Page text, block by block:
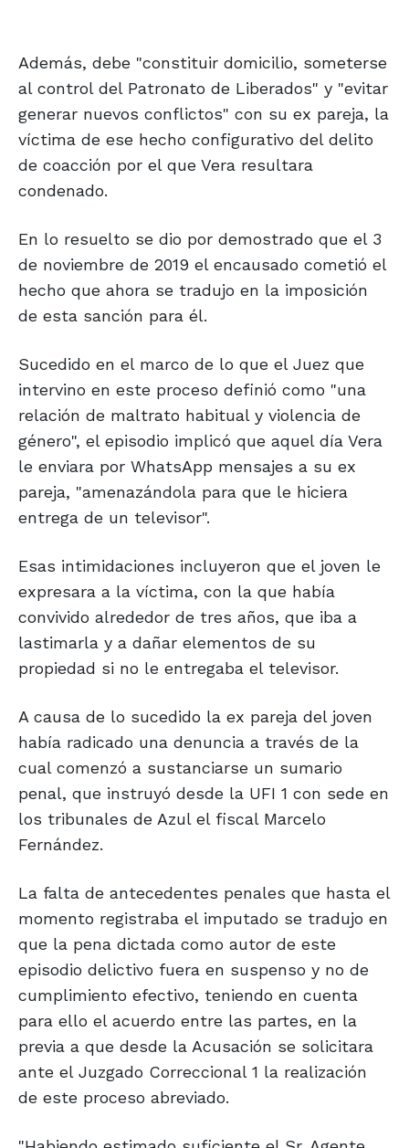
Además, debe "constituir domicilio, someterse
al control del Patronato de Liberados" y "evitar
generar nuevos conflictos" con su ex pareja, la
víctima de ese hecho configurativo del delito
de coacción por el que Vera resultara
condenado.
En lo resuelto se dio por demostrado que el 3
de noviembre de 2019 el encausado cometió el
hecho que ahora se tradujo en la imposición
de esta sanción para él.
Sucedido en el marco de lo que el Juez que
intervino en este proceso definió como "una
relación de maltrato habitual y violencia de
género", el episodio implicó que aquel día Vera
le enviara por WhatsApp mensajes a su ex
pareja, "amenazándola para que le hiciera
entrega de un televisor".
Esas intimidaciones incluyeron que el joven le
expresara a la víctima, con la que había
convivido alrededor de tres años, que iba a
lastimarla y a dañar elementos de su
propiedad si no le entregaba el televisor.
A causa de lo sucedido la ex pareja del joven
había radicado una denuncia a través de la
cual comenzó a sustanciarse un sumario
penal, que instruyó desde la UFI 1 con sede en
los tribunales de Azul el fiscal Marcelo
Fernández.
La falta de antecedentes penales que hasta el
momento registraba el imputado se tradujo en
que la pena dictada como autor de este
episodio delictivo fuera en suspenso y no de
cumplimiento efectivo, teniendo en cuenta
para ello el acuerdo entre las partes, en la
previa a que desde la Acusación se solicitara
ante el Juzgado Correccional 1 la realización
de este proceso abreviado.